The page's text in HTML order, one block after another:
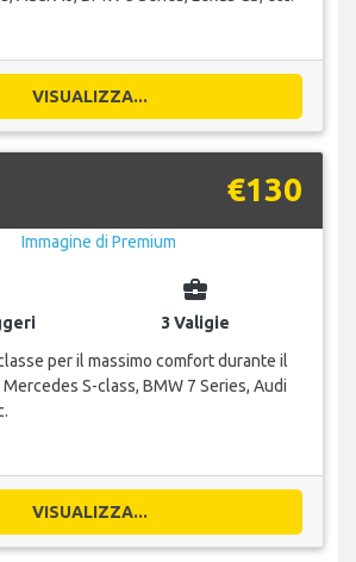
VISUALIZZA...
€130
business_center
3 Valigie
per il massimo comfort durante il
S-class, BMW 7 Series, Audi
VISUALIZZA...